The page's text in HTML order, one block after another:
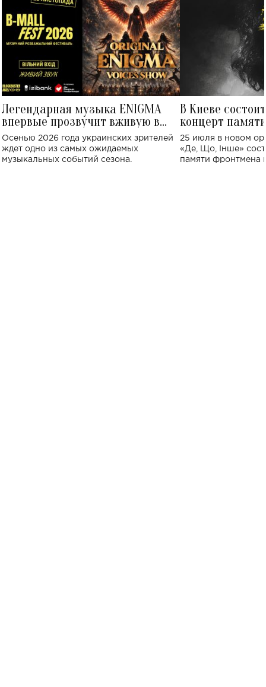
Легендарная музыка ENIGMA
впервые прозвучит вживую в
Украине: где состоится концерт
Осенью 2026 года украинских зрителей
ждет одно из самых ожидаемых
музыкальных событий сезона.
В Киеве
концерт
Клименко:
исполнят песни
25 июля в новом
«Де, Що, Інше»
памяти фронтмена